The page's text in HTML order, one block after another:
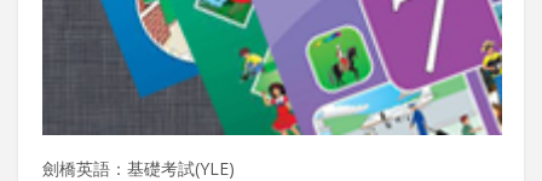
劍橋英語：基礎考試(YLE)